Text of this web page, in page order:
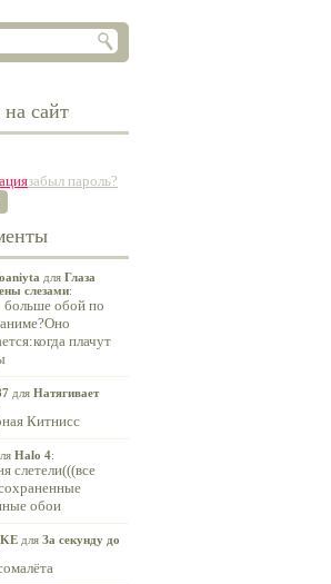
сайт
забыл пароль?
для Глаза
слезами:
обой по
плачут
для Натягивает
Китнисс
Halo 4:
слетели(((все
обои
для За секунду до